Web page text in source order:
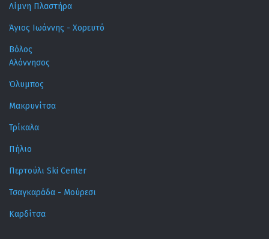
Λίμνη Πλαστήρα
Άγιος Ιωάννης - Χορευτό
Βόλος
Αλόννησος
Όλυμπος
Μακρυνίτσα
Τρίκαλα
Πήλιο
Περτούλι Ski Center
Τσαγκαράδα - Μούρεσι
Καρδίτσα